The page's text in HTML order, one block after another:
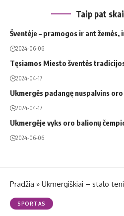
Taip pat
Šventėje – pramogos ir ant žemės,
2024-06-06
Tęsiamos Miesto šventės
2024-04-17
Ukmergės padangę nuspalvins
2024-04-17
Ukmergėje vyks oro balionų
2024-06-06
Pradžia » Ukmergiškiai – stalo
SPORTAS